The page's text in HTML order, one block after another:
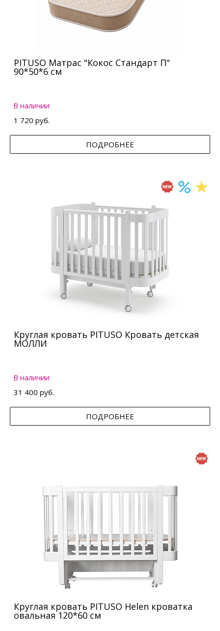
PITUSO Матрас "Кокос Стандарт П"
90*50*6 см
В наличии
1 720 руб.
ПОДРОБНЕЕ
Круглая кровать PITUSO Кровать детская
МОЛЛИ
В наличии
31 400 руб.
ПОДРОБНЕЕ
Круглая кровать PITUSO Helen кроватка
овальная 120*60 см